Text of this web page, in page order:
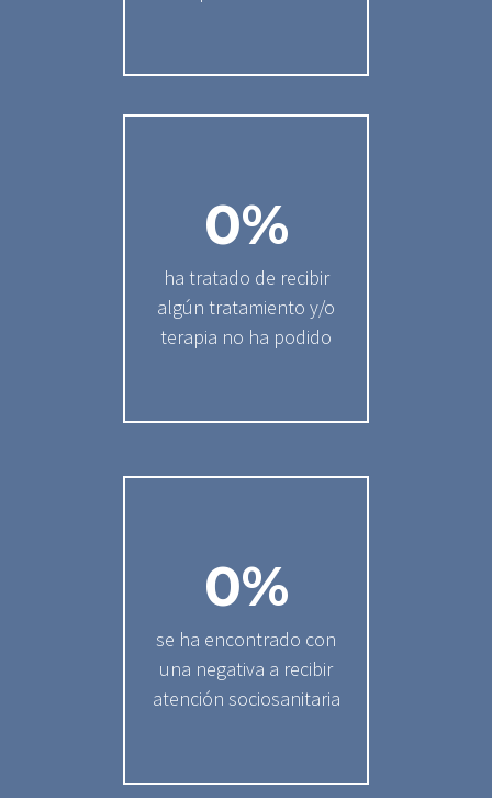
0%
ha tratado de recibir
algún tratamiento y/o
terapia no ha podido
0%
se ha encontrado con
una negativa a recibir
atención sociosanitaria